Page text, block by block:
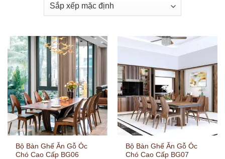
Bộ Bàn Ghế Ăn Gỗ Óc
Chó Cao Cấp BG06
Bộ Bàn Ghế Ăn Gỗ Óc
Chó Cao Cấp BG07